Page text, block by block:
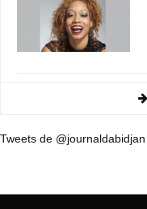
Tweets de @journaldabidjan